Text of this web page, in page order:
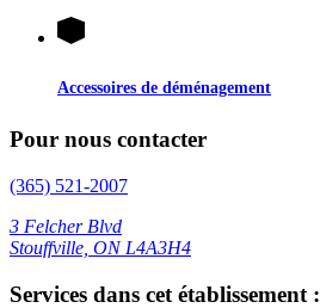
Accessoires de déménagement
Pour nous contacter
(365) 521-2007
3 Felcher Blvd
Stouffville, ON L4A3H4
Services dans cet établissement :